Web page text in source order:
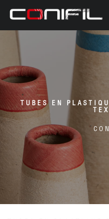
TUBES EN